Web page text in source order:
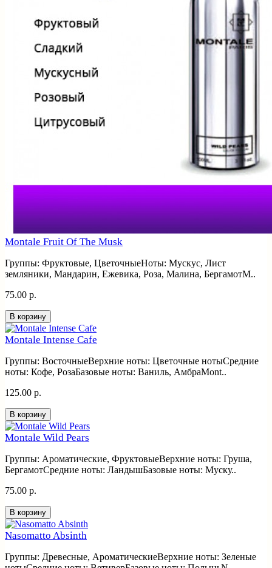
Montale Fruit Of The Musk
Группы: Фруктовые, ЦветочныеНоты: Мускус, Лист
земляники, Мандарин, Ежевика, Роза, Малина, БергамотM..
75.00 р.
В корзину
Montale Intense Cafe
Группы: ВосточныеВерхние ноты: Цветочные нотыСредние
ноты: Кофе, РозаБазовые ноты: Ваниль, АмбраMont..
125.00 р.
В корзину
Montale Wild Pears
Группы: Ароматические, ФруктовыеВерхние ноты: Груша,
БергамотСредние ноты: ЛандышБазовые ноты: Муску..
75.00 р.
В корзину
Nasomatto Absinth
Группы: Древесные, АроматическиеВерхние ноты: Зеленые